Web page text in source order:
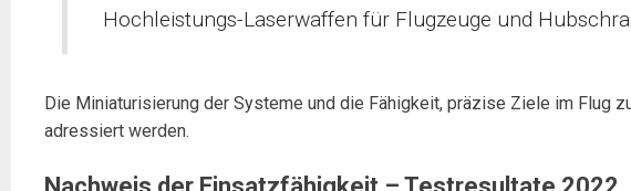
Hochleistungs-Laserwaffen für Flugzeuge und
Die Miniaturisierung der Systeme und die Fähigkeit, präzise Ziele im Flug
adressiert werden.